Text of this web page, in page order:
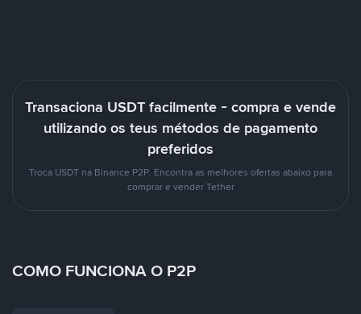
Transaciona USDT facilmente - compra e vende
utilizando os teus métodos de pagamento
preferidos
Troca USDT na Binance P2P. Encontra as melhores ofertas abaixo para
comprar e vender Tether
COMO FUNCIONA O P2P